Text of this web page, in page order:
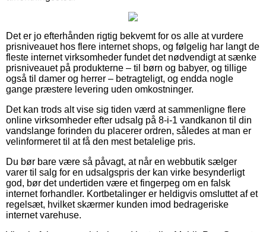
Det er jo efterhånden rigtig bekvemt for os alle at vurdere
prisniveauet hos flere internet shops, og følgelig har langt de
fleste internet virksomheder fundet det nødvendigt at sænke
prisniveauet på produkterne – til børn og babyer, og tillige
også til damer og herrer – betragteligt, og endda nogle
gange præstere levering uden omkostninger.
Det kan trods alt vise sig tiden værd at sammenligne flere
online virksomheder efter udsalg på 8-i-1 vandkanon til din
vandslange forinden du placerer ordren, således at man er
velinformeret til at få den mest betalelige pris.
Du bør bare være så påvagt, at når en webbutik sælger
varer til salg for en udsalgspris der kan virke besynderligt
god, bør det undertiden være et fingerpeg om en falsk
internet forhandler. Kortbetalinger er heldigvis omsluttet af et
regelsæt, hvilket skærmer kunden imod bedrageriske
internet varehuse.